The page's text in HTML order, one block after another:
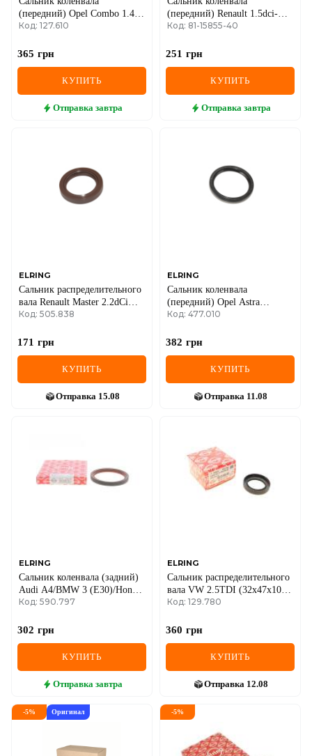
(передний) Opel Combo 1.4
04- (42x55x7)
Код: 127.610
365 грн
КУПИТЬ
Отправка завтра
(передний) Renault 1.5dci-
3.0dci (35x47x7)
Код: 81-15855-40
251 грн
КУПИТЬ
Отправка завтра
ELRING
Сальник распределительного
вала Renault Master 2.2dCi
(30x42x7)
Код: 505.838
171 грн
КУПИТЬ
Отправка 15.08
ELRING
Сальник коленвала
(передний) Opel Astra
G/Vectra B/C/Omega B 2.0-
Код: 477.010
382 грн
КУПИТЬ
Отправка 11.08
ELRING
Сальник коленвала (задний)
Audi A4/BMW 3 (E30)/Honda
Civic VII/Daewoo Lanos 1.0-
Код: 590.797
302 грн
КУПИТЬ
Отправка завтра
ELRING
Сальник распределительного
вала VW 2.5TDI (32x47x10)
(PTFE)
Код: 129.780
360 грн
КУПИТЬ
Отправка 12.08
-5% Оригинал -5%